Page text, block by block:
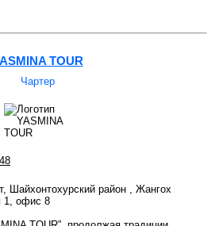
TOUR
Чартер
Шайхонтохурский район , Жангох
1, офис 8